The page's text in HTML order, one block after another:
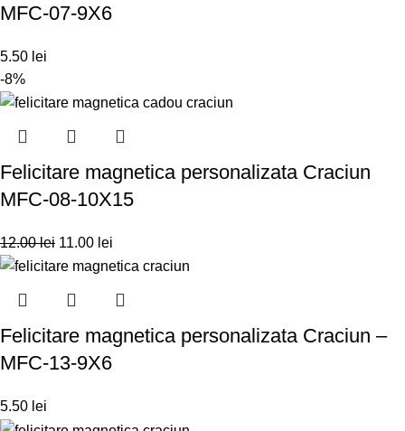
MFC-07-9X6
5.50 lei
-8%
Felicitare magnetica personalizata Craciun
MFC-08-10X15
12.00lei 11.00 lei
Felicitare magnetica personalizata Craciun –
MFC-13-9X6
5.50 lei